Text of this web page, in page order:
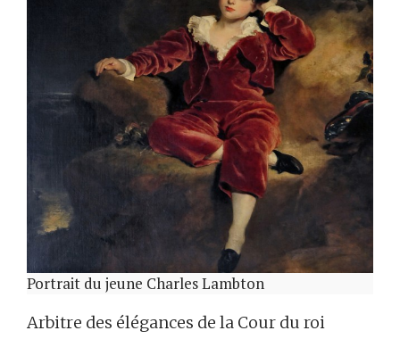
Portrait du jeune Charles Lambton
Arbitre des élégances de la Cour du roi